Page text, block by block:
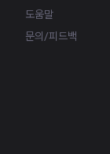
도움말
문의/피드백